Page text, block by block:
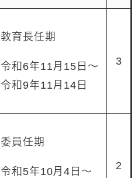
教育長任期
令和6年11月15日～
令和9年11月14日
3
委員任期
令和5年10月4日～
2